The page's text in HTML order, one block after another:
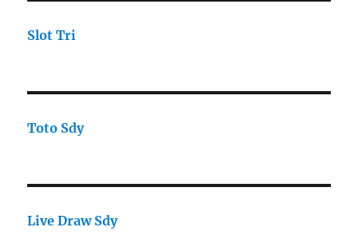
Slot Tri
Toto Sdy
Live Draw Sdy